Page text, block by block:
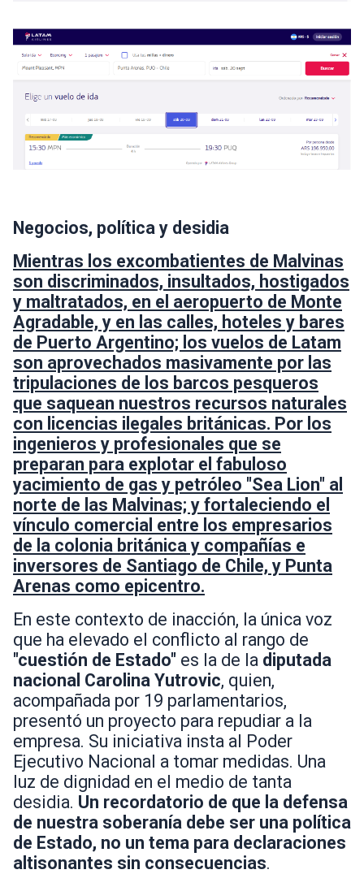
Negocios, política y desidia
Mientras los excombatientes de Malvinas
son discriminados, insultados, hostigados
y maltratados, en el aeropuerto de Monte
Agradable, y en las calles, hoteles y bares
de Puerto Argentino; los vuelos de Latam
son aprovechados masivamente por las
tripulaciones de los barcos pesqueros
que saquean nuestros recursos naturales
con licencias ilegales británicas. Por los
ingenieros y profesionales que se
preparan para explotar el fabuloso
yacimiento de gas y petróleo "Sea Lion" al
norte de las Malvinas; y fortaleciendo el
vínculo comercial entre los empresarios
de la colonia británica y compañías e
inversores de Santiago de Chile, y Punta
Arenas como epicentro.
En este contexto de inacción, la única voz
que ha elevado el conflicto al rango de
"cuestión de Estado" es la de la diputada
nacional Carolina Yutrovic, quien,
acompañada por 19 parlamentarios,
presentó un proyecto para repudiar a la
empresa. Su iniciativa insta al Poder
Ejecutivo Nacional a tomar medidas. Una
luz de dignidad en el medio de tanta
desidia. Un recordatorio de que la defensa
de nuestra soberanía debe ser una política
de Estado, no un tema para declaraciones
altisonantes sin consecuencias.